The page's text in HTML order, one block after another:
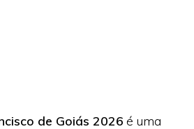
de Goiás 2026 é uma